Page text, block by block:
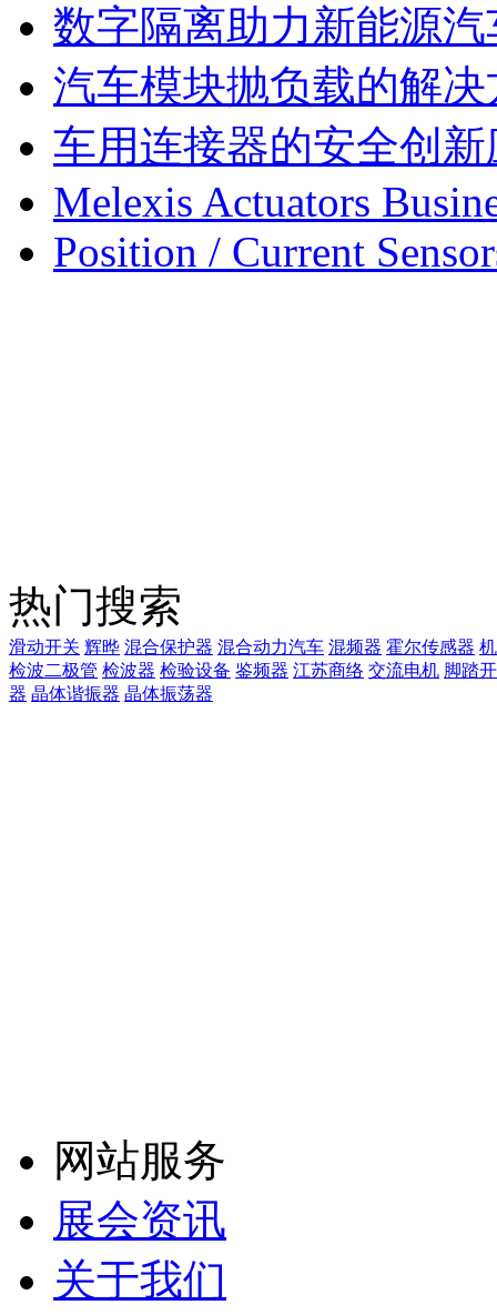
数字隔离助力新能源
汽车模块抛负载的解决
车用连接器的安全创新
Melexis Actuators
Position / Current
热门搜索
滑动开关 辉晔 混合保护器 混合动力汽车 混频器 霍尔传感器
检波二极管 检波器 检验设备 鉴频器 江苏商络 交流电机 脚踏
器 晶体谐振器 晶体振荡器
网站服务
展会资讯
关于我们